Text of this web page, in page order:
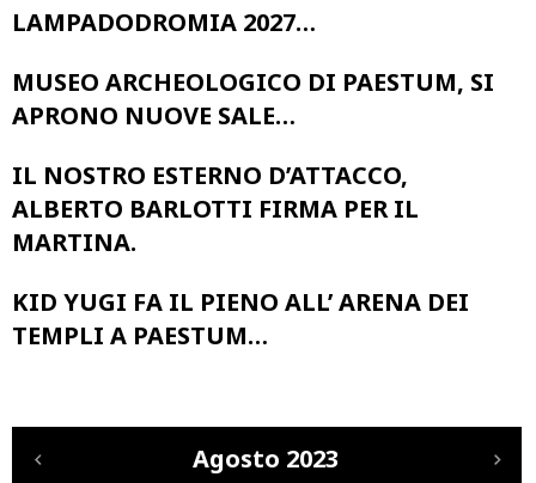
LAMPADODROMIA 2027…
MUSEO ARCHEOLOGICO DI PAESTUM, SI
APRONO NUOVE SALE…
IL NOSTRO ESTERNO D’ATTACCO,
ALBERTO BARLOTTI FIRMA PER IL
MARTINA.
KID YUGI FA IL PIENO ALL’ ARENA DEI
TEMPLI A PAESTUM…
Agosto 2023